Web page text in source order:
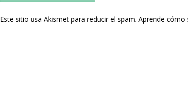
Este sitio usa Akismet para reducir el spam. Aprende cómo